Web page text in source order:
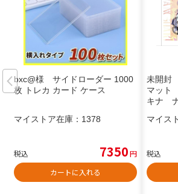
bxc@様 サイドローダー 1000
枚 トレカ カード ケース
マイストア在庫： 1378
税込 7350円
カートに入れる
未開封
マット
キナ
マイス
税込